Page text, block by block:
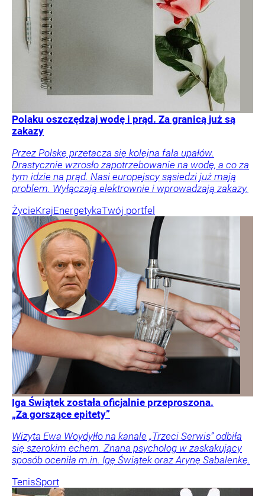
Polaku oszczędzaj wodę i prąd. Za granicą już są
zakazy
Przez Polskę przetacza się kolejna fala upałów.
Drastycznie wzrosło zapotrzebowanie na wodę, a co za
tym idzie na prąd. Nasi europejscy sąsiedzi już mają
problem. Wyłączają elektrownie i wprowadzają zakazy.
ŻycieKrajEnergetykaTwój portfel
Iga Świątek została oficjalnie przeproszona.
„Za gorszące epitety”
Wizyta Ewa Woydyłło na kanale „Trzeci Serwis” odbiła
się szerokim echem. Znana psycholog w zaskakujący
sposób oceniła m.in. Igę Świątek oraz Arynę Sabalenkę.
TenisSport